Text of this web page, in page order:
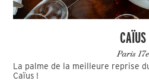
CAÏUS
Paris 17e
La palme de la meilleure reprise
Caïus !